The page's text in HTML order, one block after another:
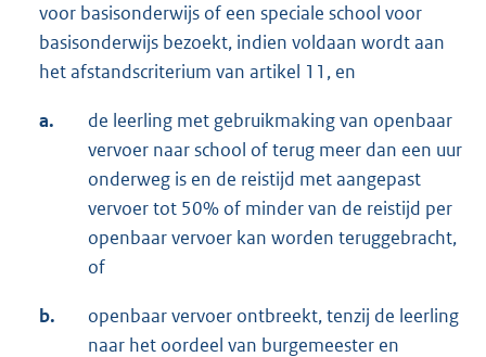
voor basisonderwijs of een speciale school voor
basisonderwijs bezoekt, indien voldaan wordt aan
het afstandscriterium van artikel 11, en
a.
de leerling met gebruikmaking van openbaar
vervoer naar school of terug meer dan een uur
onderweg is en de reistijd met aangepast
vervoer tot 50% of minder van de reistijd per
openbaar vervoer kan worden teruggebracht,
of
b.
openbaar vervoer ontbreekt, tenzij de leerling
naar het oordeel van burgemeester en